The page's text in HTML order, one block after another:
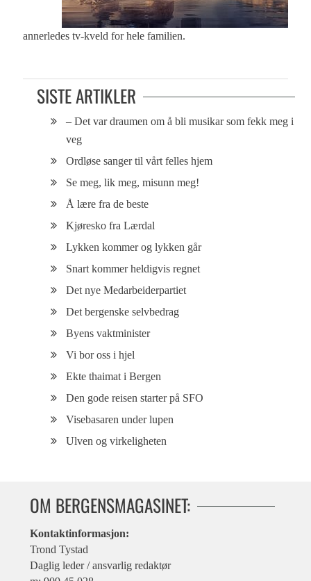
annerledes tv-kveld for hele familien.
SISTE ARTIKLER
– Det var draumen om å bli musikar som fekk meg i
veg
Ordløse sanger til vårt felles hjem
Se meg, lik meg, misunn meg!
Å lære fra de beste
Kjøresko fra Lærdal
Lykken kommer og lykken går
Snart kommer heldigvis regnet
Det nye Medarbeiderpartiet
Det bergenske selvbedrag
Byens vaktminister
Vi bor oss i hjel
Ekte thaimat i Bergen
Den gode reisen starter på SFO
Visebasaren under lupen
Ulven og virkeligheten
OM BERGENSMAGASINET:
Kontaktinformasjon:
Trond Tystad
Daglig leder / ansvarlig redaktør